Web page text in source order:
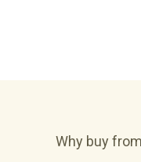
Why buy